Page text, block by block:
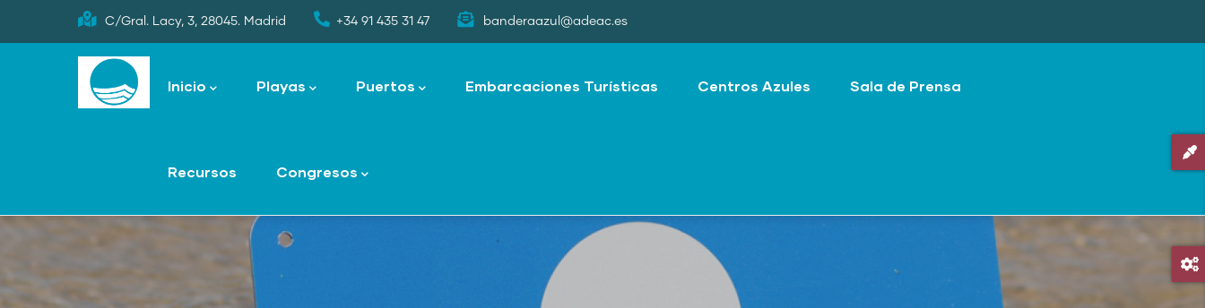
to
C/Gral. Lacy, 3, 28045. Madrid +34 91 435 31 47 banderaazul@adeac.es
navigation
Inicio Playas Puertos Embarcaciones Turísticas Centros Azules Sala de Prensa
Recursos Congresos